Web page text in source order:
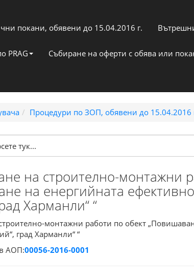
покани, обявени до 15.04.2016 г.
PRAG Събиране на оферти с обява или
Процедури по ЗОП, обявени до 15.04.2016
на строително-монтажни
на енергийната
Харманли“ “
монтажни работи по обект
град Харманли“ “
АОП:00056-2016-0001